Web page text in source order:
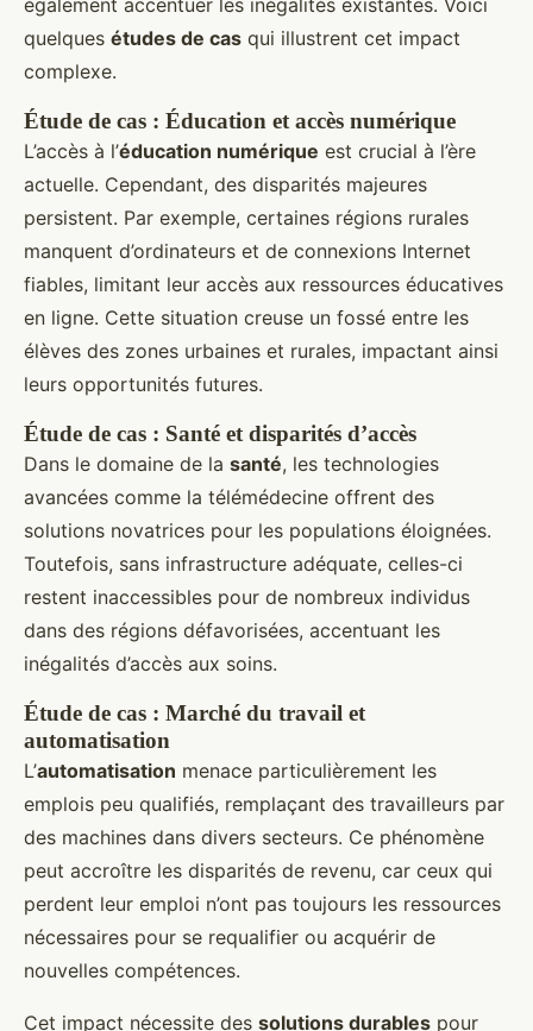
également accentuer les inégalités existantes. Voici
quelques études de cas qui illustrent cet impact
complexe.
Étude de cas : Éducation et accès numérique
L’accès à l’éducation numérique est crucial à l’ère
actuelle. Cependant, des disparités majeures
persistent. Par exemple, certaines régions rurales
manquent d’ordinateurs et de connexions Internet
fiables, limitant leur accès aux ressources éducatives
en ligne. Cette situation creuse un fossé entre les
élèves des zones urbaines et rurales, impactant ainsi
leurs opportunités futures.
Étude de cas : Santé et disparités d’accès
Dans le domaine de la santé, les technologies
avancées comme la télémédecine offrent des
solutions novatrices pour les populations éloignées.
Toutefois, sans infrastructure adéquate, celles-ci
restent inaccessibles pour de nombreux individus
dans des régions défavorisées, accentuant les
inégalités d’accès aux soins.
Étude de cas : Marché du travail et
automatisation
L’automatisation menace particulièrement les
emplois peu qualifiés, remplaçant des travailleurs par
des machines dans divers secteurs. Ce phénomène
peut accroître les disparités de revenu, car ceux qui
perdent leur emploi n’ont pas toujours les ressources
nécessaires pour se requalifier ou acquérir de
nouvelles compétences.
Cet impact nécessite des solutions durables pour